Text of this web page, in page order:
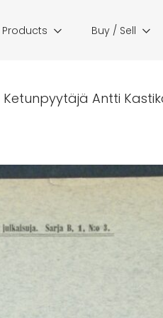
Products Buy / Sell
Ketunpyytäjä Antti